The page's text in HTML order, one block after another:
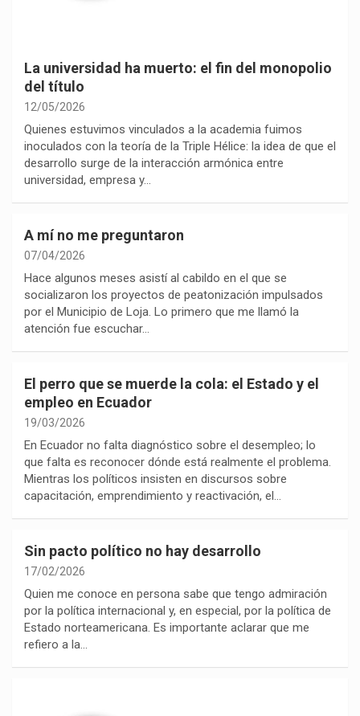
La universidad ha muerto: el fin del monopolio
del título
12/05/2026
Quienes estuvimos vinculados a la academia fuimos
inoculados con la teoría de la Triple Hélice: la idea de que el
desarrollo surge de la interacción armónica entre
universidad, empresa y…
A mí no me preguntaron
07/04/2026
Hace algunos meses asistí al cabildo en el que se
socializaron los proyectos de peatonización impulsados
por el Municipio de Loja. Lo primero que me llamó la
atención fue escuchar…
El perro que se muerde la cola: el Estado y el
empleo en Ecuador
19/03/2026
En Ecuador no falta diagnóstico sobre el desempleo; lo
que falta es reconocer dónde está realmente el problema.
Mientras los políticos insisten en discursos sobre
capacitación, emprendimiento y reactivación, el…
Sin pacto político no hay desarrollo
17/02/2026
Quien me conoce en persona sabe que tengo admiración
por la política internacional y, en especial, por la política de
Estado norteamericana. Es importante aclarar que me
refiero a la…